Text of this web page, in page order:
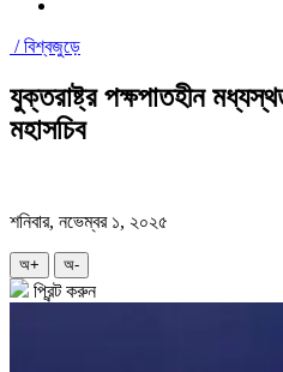
/বিশ্বজুড়ে
যুক্তরাষ্ট্র পক্ষপাতহীন
মহাসচিব
শনিবার, নভেম্বর ১, ২০২৫
অ+ অ-
প্রিন্ট করুন